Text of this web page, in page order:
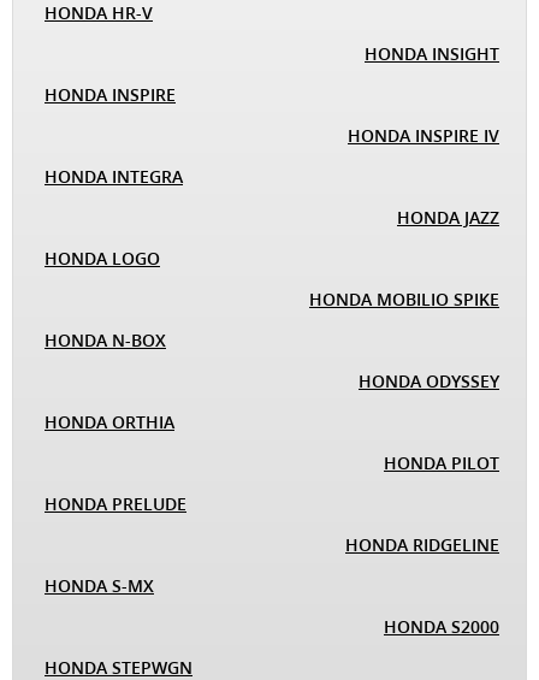
HONDA HR-V
HONDA INSIGHT
HONDA INSPIRE
HONDA INSPIRE IV
HONDA INTEGRA
HONDA JAZZ
HONDA LOGO
HONDA MOBILIO SPIKE
HONDA N-BOX
HONDA ODYSSEY
HONDA ORTHIA
HONDA PILOT
HONDA PRELUDE
HONDA RIDGELINE
HONDA S-MX
HONDA S2000
HONDA STEPWGN